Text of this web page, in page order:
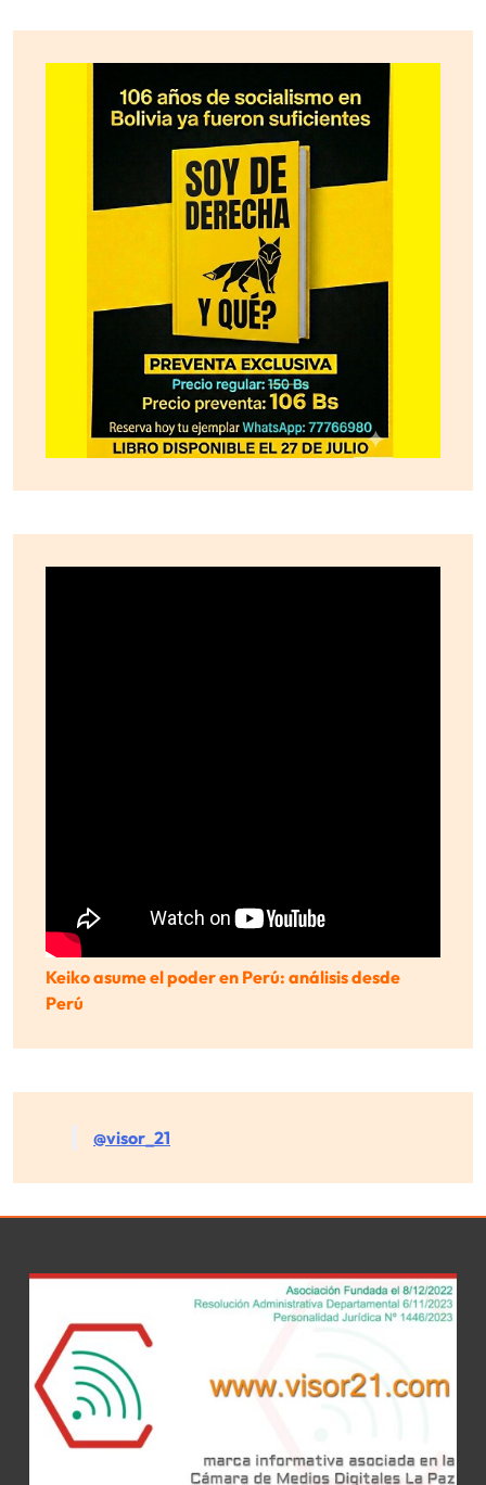
Keiko asume el poder en Perú: análisis desde
Perú
@visor_21